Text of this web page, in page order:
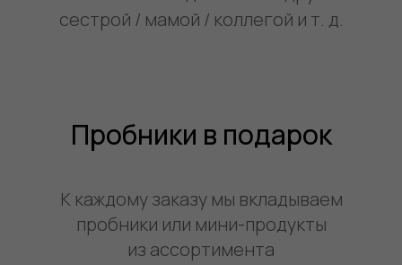
сестрой / мамой / коллегой и т. д.
Пробники в подарок
К каждому заказу мы вкладываем
пробники или мини-продукты
из ассортимента